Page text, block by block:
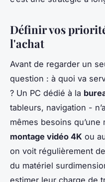
Définir vos
l'achat
Avant de regarder un
question : à quoi va
? Un PC dédié à la
tableurs, navigation -
mêmes besoins
montage vidéo 4K ou
on voit régulièrement
du matériel